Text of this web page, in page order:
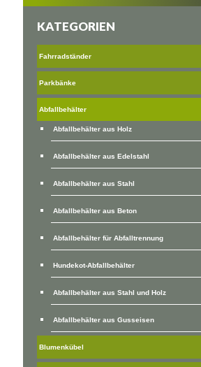
KATEGORIEN
Fahrradständer
Parkbänke
Abfallbehälter
Abfallbehälter aus Holz
Abfallbehälter aus Edelstahl
Abfallbehälter aus Stahl
Abfallbehälter aus Beton
Abfallbehälter für Abfalltrennung
Hundekot-Abfallbehälter
Abfallbehälter aus Stahl und Holz
Abfallbehälter aus Gusseisen
Blumenkübel